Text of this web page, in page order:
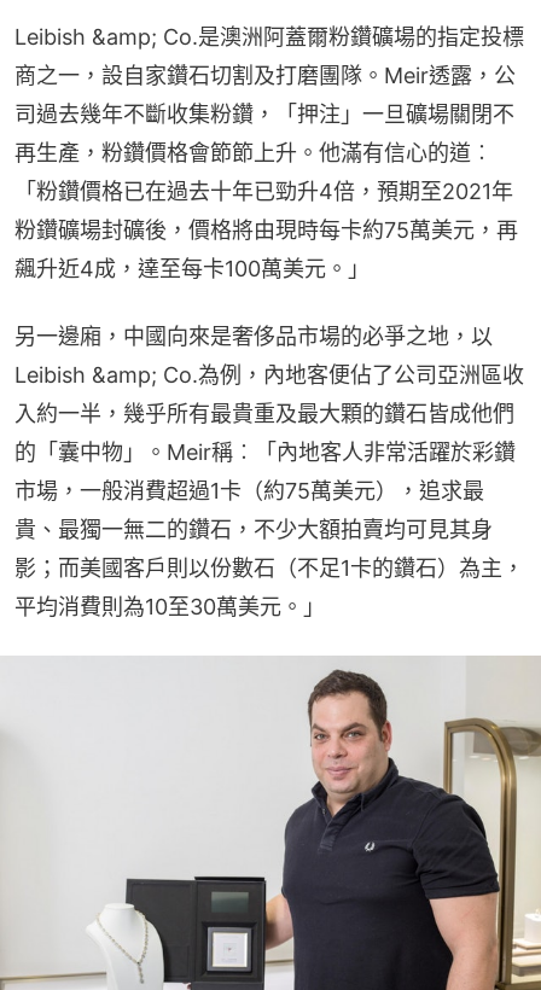
Leibish &amp; Co.是澳洲阿蓋爾粉鑽礦場的指定投標
商之一，設自家鑽石切割及打磨團隊。Meir透露，公
司過去幾年不斷收集粉鑽，「押注」一旦礦場關閉不
再生產，粉鑽價格會節節上升。他滿有信心的道︰
「粉鑽價格已在過去十年已勁升4倍，預期至2021年
粉鑽礦場封礦後，價格將由現時每卡約75萬美元，再
飆升近4成，達至每卡100萬美元。」
另一邊廂，中國向來是奢侈品市場的必爭之地，以
Leibish &amp; Co.為例，內地客便佔了公司亞洲區收
入約一半，幾乎所有最貴重及最大顆的鑽石皆成他們
的「囊中物」。Meir稱︰「內地客人非常活躍於彩鑽
市場，一般消費超過1卡（約75萬美元），追求最
貴、最獨一無二的鑽石，不少大額拍賣均可見其身
影；而美國客戶則以份數石（不足1卡的鑽石）為主，
平均消費則為10至30萬美元。」